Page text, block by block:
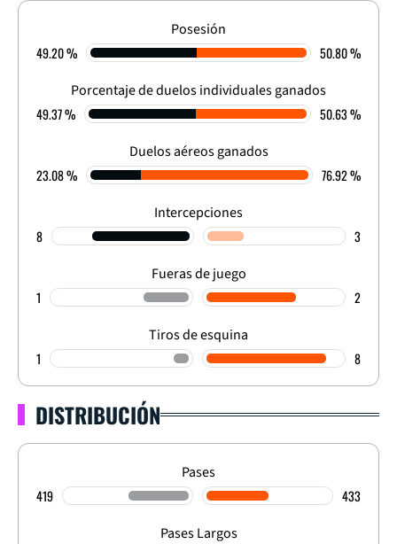
0-0
FINALIZADO
Posesión
49.20 % 50.80 %
Porcentaje de duelos individuales ganados
49.37 % 50.63 %
Duelos aéreos ganados
23.08 % 76.92 %
Intercepciones
8 3
Fueras de juego
1 2
Tiros de esquina
1 8
DISTRIBUCIÓN
Pases
419 433
Pases Largos